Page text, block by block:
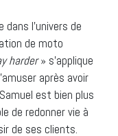
l’univers de
de moto
harder» s’applique
après avoir
est bien plus
de redonner vie à
de ses clients.